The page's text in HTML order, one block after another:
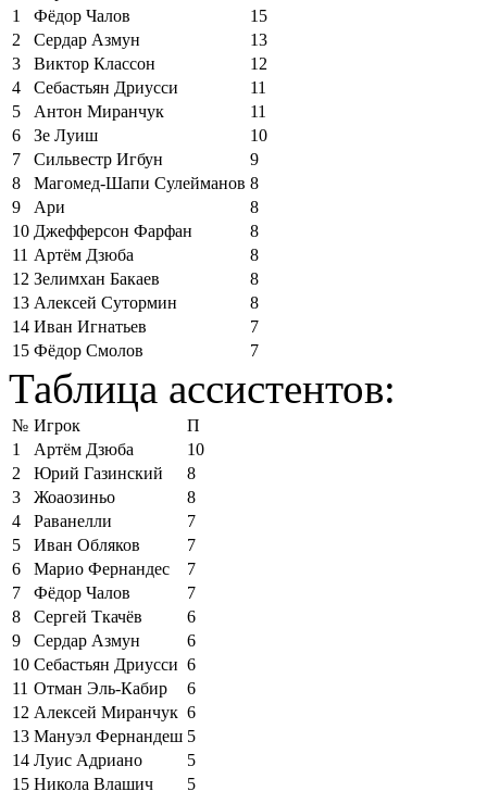
1
Фёдор Чалов
15
2
Сердар Азмун
13
3
Виктор Классон
12
4
Себастьян Дриусси
11
5
Антон Миранчук
11
6
Зе Луиш
10
7
Сильвестр Игбун
9
8
Магомед-Шапи Сулейманов 8
9
Ари
8
10 Джефферсон Фарфан
8
11 Артём Дзюба
8
12 Зелимхан Бакаев
8
13 Алексей Сутормин
8
14 Иван Игнатьев
7
15 Фёдор Смолов 7
Таблица ассистентов:
№ Игрок
П
1
Артём Дзюба
10
2
Юрий Газинский
8
3
Жоаозиньо
8
4
Раванелли
7
5
Иван Обляков
7
6
Марио Фернандес
7
7
Фёдор Чалов
7
8
Сергей Ткачёв
6
9
Сердар Азмун
6
10 Себастьян Дриусси 6
11 Отман Эль-Кабир
6
12 Алексей Миранчук 6
13 Мануэл Фернандеш 5
14 Луис Адриано
5
15 Никола Влашич 5